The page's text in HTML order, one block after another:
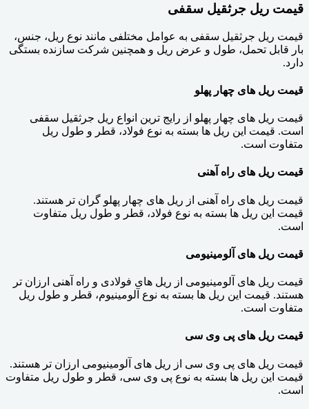
قیمت ریل جرثقیل سقفی
قیمت ریل جرثقیل سقفی به عوامل مختلفی مانند نوع ریل، جنس،
بار قابل تحمل، طول و عرض ریل و همچنین شرکت سازنده بستگی
دارد.
قیمت ریل های چهار پهلو
قیمت ریل های چهار پهلو از رایج ترین انواع ریل جرثقیل سقفی
است. قیمت این ریل ها بسته به نوع فولاد، قطر و طول ریل
متفاوت است.
قیمت ریل های راه آهنی
قیمت ریل های راه آهنی از ریل های چهار پهلو گران تر هستند.
قیمت این ریل ها بسته به نوع فولاد، قطر و طول ریل متفاوت
است.
قیمت ریل های آلومینیومی
قیمت ریل های آلومینیومی از ریل های فولادی و راه آهنی ارزان تر
هستند. قیمت این ریل ها بسته به نوع آلومینیوم، قطر و طول ریل
متفاوت است.
قیمت ریل های پی وی سی
قیمت ریل های پی وی سی از ریل های آلومینیومی ارزان تر هستند.
قیمت این ریل ها بسته به نوع پی وی سی، قطر و طول ریل متفاوت
است.